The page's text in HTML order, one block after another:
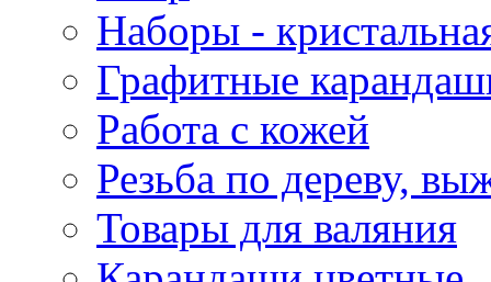
Наборы -
Графитные
Работа с кожей
Резьба по дереву,
Товары для валяния